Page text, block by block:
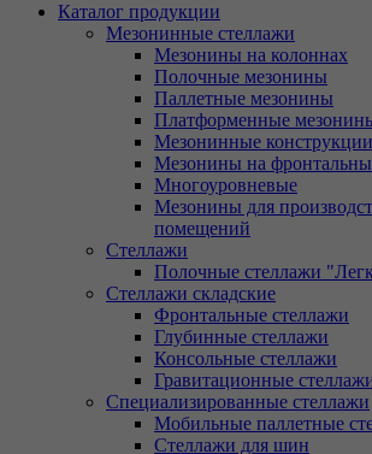
Каталог продукции
Мезонинные стеллажи
Мезонины на колоннах
Полочные мезонины
Паллетные мезонины
Платформенные
Мезонинные конструкции
Мезонины на
Многоуровневые
Мезонины для
помещений
Стеллажи
Полочные стеллажи
Стеллажи складские
Фронтальные стеллажи
Глубинные стеллажи
Консольные стеллажи
Гравитационные
Специализированные стеллажи
Мобильные паллетные
Стеллажи для шин